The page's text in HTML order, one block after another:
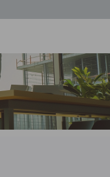
Events Jobs